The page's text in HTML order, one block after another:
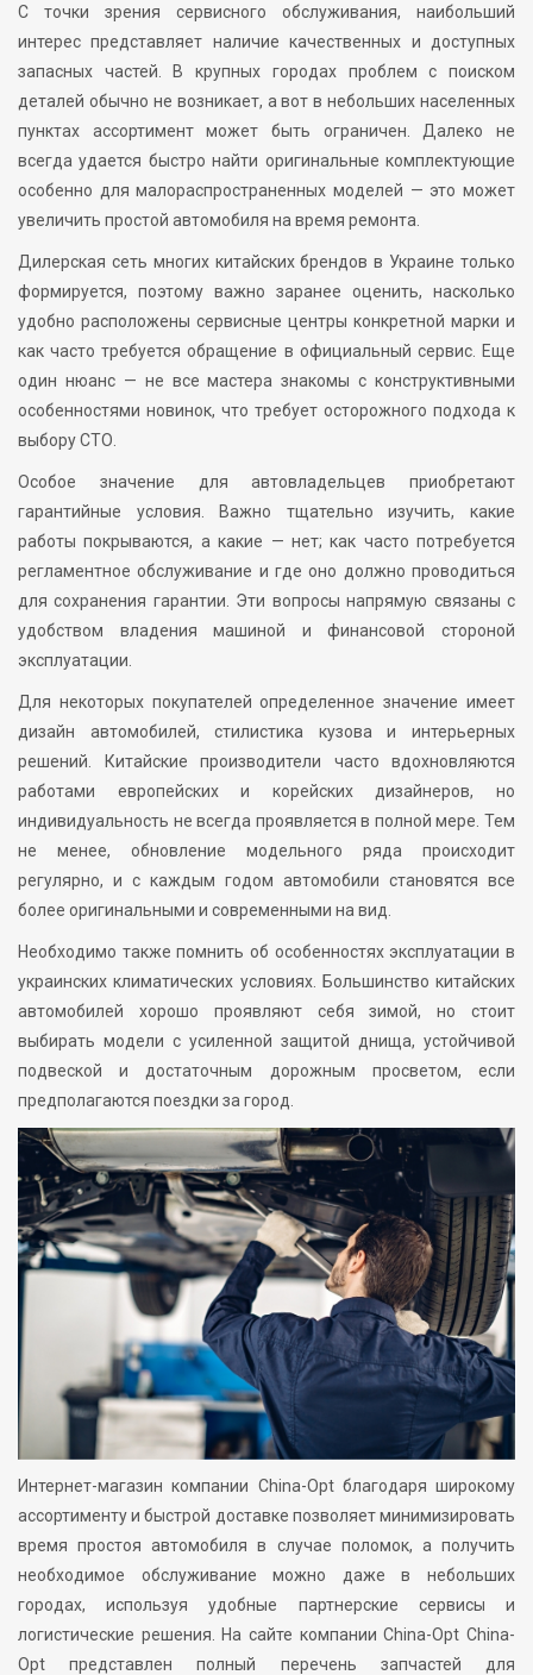
С точки зрения сервисного обслуживания, наибольший
интерес представляет наличие качественных и доступных
запасных частей. В крупных городах проблем с поиском
деталей обычно не возникает, а вот в небольших населенных
пунктах ассортимент может быть ограничен. Далеко не
всегда удается быстро найти оригинальные комплектующие
особенно для малораспространенных моделей — это может
увеличить простой автомобиля на время ремонта.
Дилерская сеть многих китайских брендов в Украине только
формируется, поэтому важно заранее оценить, насколько
удобно расположены сервисные центры конкретной марки и
как часто требуется обращение в официальный сервис. Еще
один нюанс — не все мастера знакомы с конструктивными
особенностями новинок, что требует осторожного подхода к
выбору СТО.
Особое значение для автовладельцев приобретают
гарантийные условия. Важно тщательно изучить, какие
работы покрываются, а какие — нет; как часто потребуется
регламентное обслуживание и где оно должно проводиться
для сохранения гарантии. Эти вопросы напрямую связаны с
удобством владения машиной и финансовой стороной
эксплуатации.
Для некоторых покупателей определенное значение имеет
дизайн автомобилей, стилистика кузова и интерьерных
решений. Китайские производители часто вдохновляются
работами европейских и корейских дизайнеров, но
индивидуальность не всегда проявляется в полной мере. Тем
не менее, обновление модельного ряда происходит
регулярно, и с каждым годом автомобили становятся все
более оригинальными и современными на вид.
Необходимо также помнить об особенностях эксплуатации в
украинских климатических условиях. Большинство китайских
автомобилей хорошо проявляют себя зимой, но стоит
выбирать модели с усиленной защитой днища, устойчивой
подвеской и достаточным дорожным просветом, если
предполагаются поездки за город.
Интернет-магазин компании China-Opt благодаря широкому
ассортименту и быстрой доставке позволяет минимизировать
время простоя автомобиля в случае поломок, а получить
необходимое обслуживание можно даже в небольших
городах, используя удобные партнерские сервисы и
логистические решения. На сайте компании China-Opt China-
Opt представлен полный перечень запчастей для